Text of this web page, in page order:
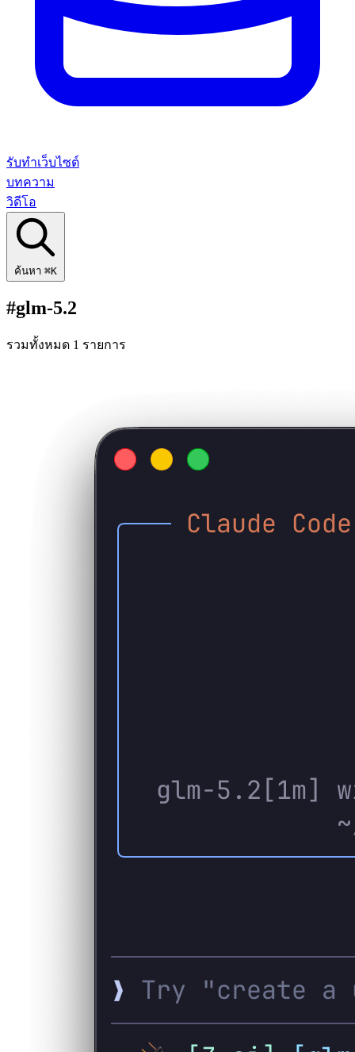
รับทำเว็บไซต์
บทความ
วิดีโอ
ค้นหา ⌘K
#glm-5.2
รวมทั้งหมด 1 รายการ